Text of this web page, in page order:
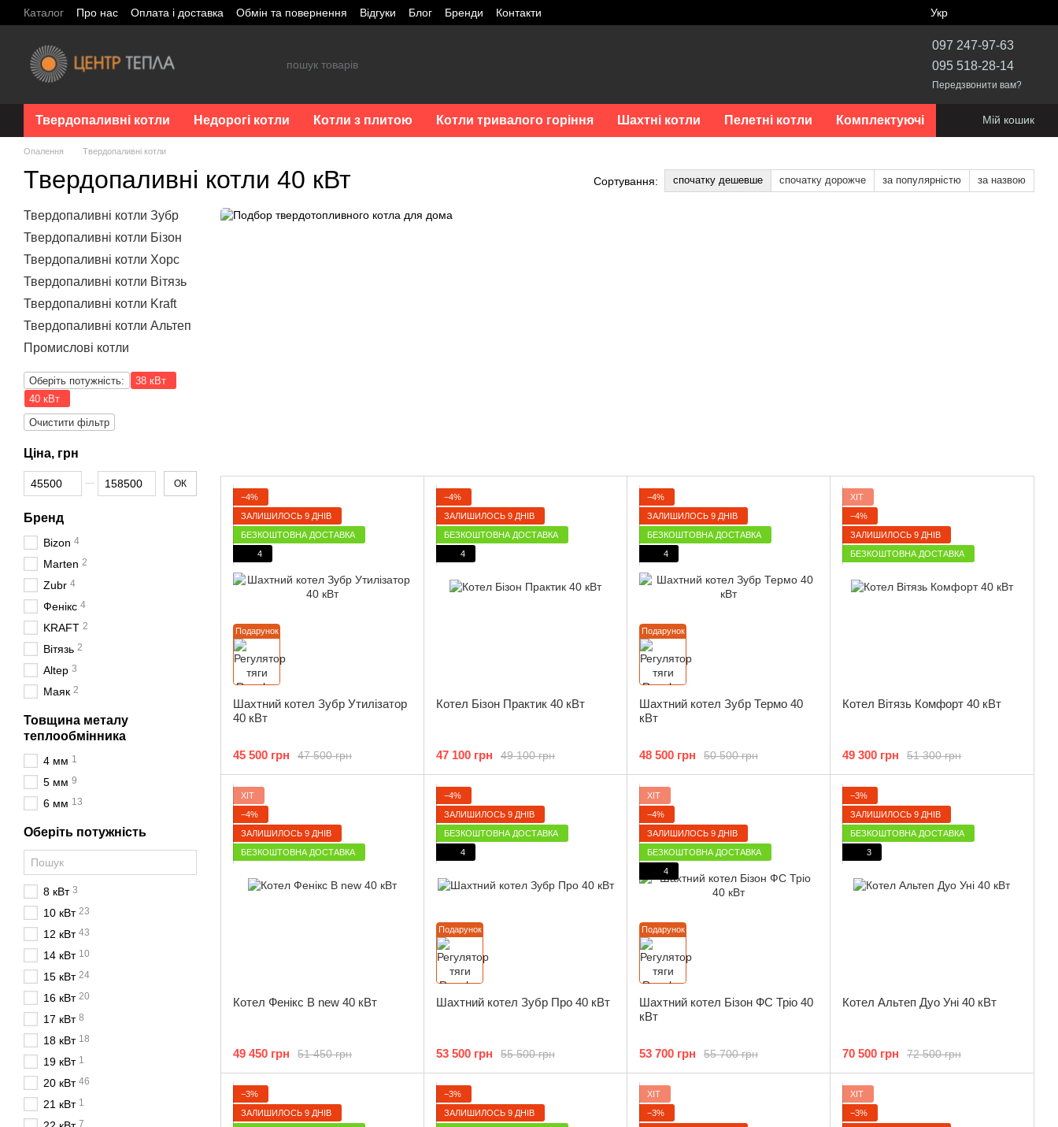
Перейти до основного контенту
Каталог Про нас Оплата і доставка Обмін та повернення Відгуки Блог Бренди Контакти Укр
097 247-97-63
095 518-28-14
Передзвонити вам?
Твердопаливні котли Недорогі котли Котли з плитою Котли тривалого горіння Шахтні котли Пелетні котли Комплектуючі Мій кошик
Опалення Твердопаливні котли
Твердопаливні котли 40 кВт Сортування: спочатку дешевше спочатку дорожче за популярністю за назвою
Подарунок
−4%
ЗАЛИШИЛОСЬ 9 ДНІВ
БЕЗКОШТОВНА ДОСТАВКА
4
Шахтний котел Зубр Утилізатор
40 кВт
47 500 грн
45 500 грн
−4%
ЗАЛИШИЛОСЬ 9 ДНІВ
БЕЗКОШТОВНА ДОСТАВКА
4
Котел Бізон Практик 40 кВт
49 100 грн
47 100 грн
Подарунок
−4%
ЗАЛИШИЛОСЬ 9 ДНІВ
БЕЗКОШТОВНА ДОСТАВКА
4
Шахтний котел Зубр Термо 40
кВт
50 500 грн
48 500 грн
ХІТ
−4%
ЗАЛИШИЛОСЬ 9 ДНІВ
БЕЗКОШТОВНА ДОСТАВКА
Котел Вітязь Комфорт 40 кВт
51 300 грн
49 300 грн
ХІТ
−4%
ЗАЛИШИЛОСЬ 9 ДНІВ
БЕЗКОШТОВНА ДОСТАВКА
Котел Фенікс B new 40 кВт
51 450 грн
49 450 грн
Подарунок
−4%
ЗАЛИШИЛОСЬ 9 ДНІВ
БЕЗКОШТОВНА ДОСТАВКА
4
Шахтний котел Зубр Про 40 кВт
55 500 грн
53 500 грн
Подарунок
ХІТ
−4%
ЗАЛИШИЛОСЬ 9 ДНІВ
БЕЗКОШТОВНА ДОСТАВКА
4
Шахтний котел Бізон ФС Тріо 40
кВт
55 700 грн
53 700 грн
−3%
ЗАЛИШИЛОСЬ 9 ДНІВ
БЕЗКОШТОВНА ДОСТАВКА
3
Котел Альтеп Дуо Уні 40 кВт
72 500 грн
70 500 грн
−3%
ЗАЛИШИЛОСЬ 9 ДНІВ
−3%
ЗАЛИШИЛОСЬ 9 ДНІВ
ХІТ
−3%
ХІТ
−3%
Твердопаливні котли Зубр
Твердопаливні котли Бізон
Твердопаливні котли Хорс
Твердопаливні котли Вітязь
Твердопаливні котли Kraft
Твердопаливні котли Альтеп
Промислові котли
Оберіть потужність:
38 кВт
40 кВт
Очистити фільтр
Ціна, грн
Від Ціна, грн
До Ціна, грн ОК
Бренд
Bizon 4
Marten 2
Zubr 4
Фенікс 4
KRAFT 2
Вітязь 2
Altep 3
Маяк 2
Товщина металу
теплообмінника
4 мм 1
5 мм 9
6 мм 13
Оберіть потужність
8 кВт 3
10 кВт 23
12 кВт 43
14 кВт 10
15 кВт 24
16 кВт 20
17 кВт 8
18 кВт 18
19 кВт 1
20 кВт 46
21 кВт 1
7